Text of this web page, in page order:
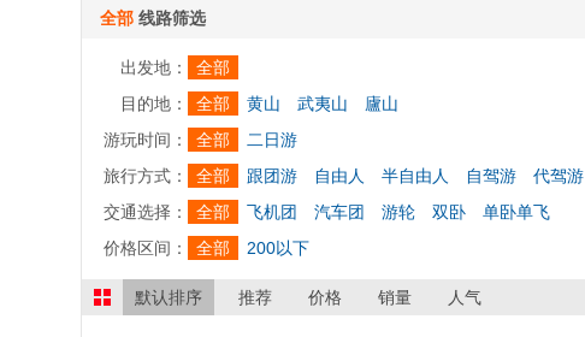
全部 线路筛选
出发地：
全部
目的地：
全部 黄山 武夷山
廬山
游玩时间：
全部
二日游
旅行方式：
全部 跟团游 自由人 半自由人 自驾游
代驾游
交通选择：
全部 飞机团 汽车团 游轮 双卧
单卧单飞
价格区间：
全部 200以下
默认排序 推荐 价格 销量 人气